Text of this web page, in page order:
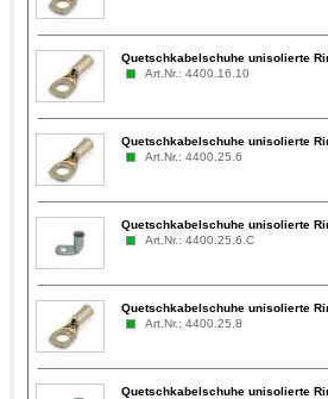
Quetschkabelschuhe unisolierte
Art.Nr.: 4400.16.10
Quetschkabelschuhe unisolierte
Art.Nr.: 4400.25.6
Quetschkabelschuhe unisolierte
Art.Nr.: 4400.25.6.C
Quetschkabelschuhe unisolierte
Art.Nr.: 4400.25.8
Quetschkabelschuhe unisolierte